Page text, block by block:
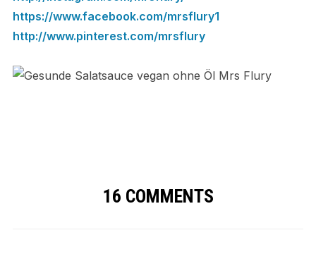
https://www.facebook.com/mrsflury1
http://www.pinterest.com/mrsflury
16 COMMENTS